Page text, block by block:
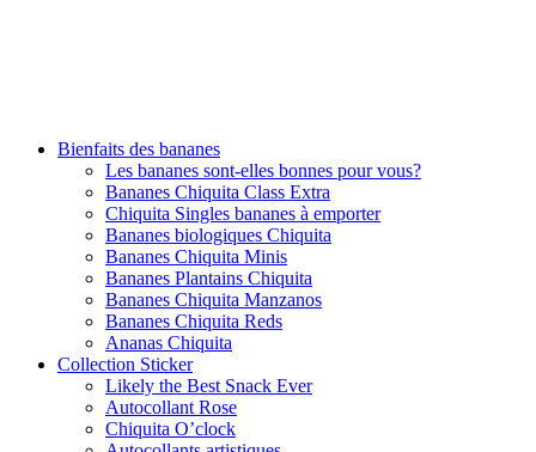
Bienfaits des bananes
Les bananes sont-elles bonnes pour vous?
Bananes Chiquita Class Extra
Chiquita Singles bananes à emporter
Bananes biologiques Chiquita
Bananes Chiquita Minis
Bananes Plantains Chiquita
Bananes Chiquita Manzanos
Bananes Chiquita Reds
Ananas Chiquita
Collection Sticker
Likely the Best Snack Ever
Autocollant Rose
Chiquita O’clock